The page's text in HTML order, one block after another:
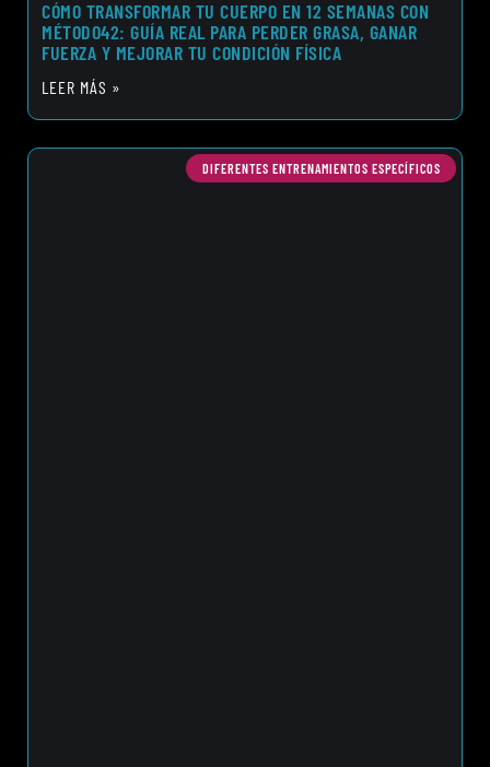
CÓMO TRANSFORMAR TU CUERPO EN 12 SEMANAS CON
MÉTODO42: GUÍA REAL PARA PERDER GRASA, GANAR
FUERZA Y MEJORAR TU CONDICIÓN FÍSICA
LEER MÁS »
DIFERENTES ENTRENAMIENTOS ESPECÍFICOS